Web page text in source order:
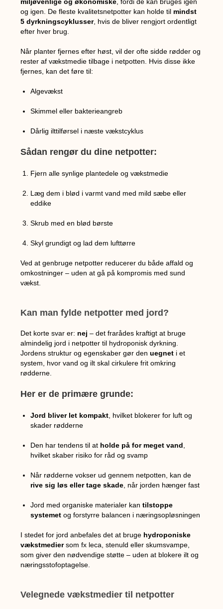
og igen. De fleste kvalitetsnetpotter kan holde til mindst
5 dyrkningscyklusser, hvis de bliver rengjort ordentligt
efter hver brug.
Når planter fjernes efter høst, vil der ofte sidde rødder og
rester af vækstmedie tilbage i netpotten. Hvis disse ikke
fjernes, kan det føre til:
Algevækst
Skimmel eller bakterieangreb
Dårlig ilttilførsel i næste vækstcyklus
Sådan rengør du dine netpotter:
Fjern alle synlige plantedele og vækstmedie
Læg dem i blød i varmt vand med mild sæbe eller
eddike
Skrub med en blød børste
Skyl grundigt og lad dem lufttørre
Ved at genbruge netpotter reducerer du både affald og
omkostninger – uden at gå på kompromis med sund
vækst.
Kan man fylde netpotter med jord?
Det korte svar er: nej – det frarådes kraftigt at bruge
almindelig jord i netpotter til hydroponisk dyrkning.
Jordens struktur og egenskaber gør denuegnet i et
system, hvor vand og ilt skal cirkulere frit omkring
rødderne.
Her er de primære grunde:
Jord bliver let kompakt , hvilket blokerer for luft og
skader rødderne
Den har tendens til at holde på for meget vand
hvilket skaber risiko for råd og svamp
Når rødderne vokser ud gennem netpotten, kan de
rive sig løs eller tage skade , når jorden hænger fast
Jord med organiske materialer kantilstoppe
systemet og forstyrre balancen i næringsopløsningen
I stedet for jord anbefales det at bruge hydroponiske
vækstmediersom fx leca, stenuld eller skumsvampe,
som giver den nødvendige støtte – uden at blokere ilt og
næringsstofoptagelse.
Velegnede vækstmedier til netpotter